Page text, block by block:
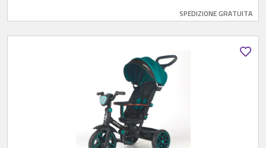
SPEDIZIONE GRATUITA